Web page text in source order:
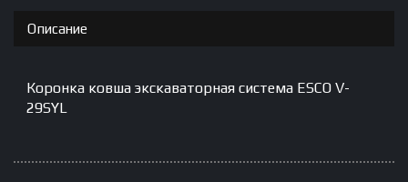
Описание
Коронка ковша экскаваторная система ESCO V-
29SYL